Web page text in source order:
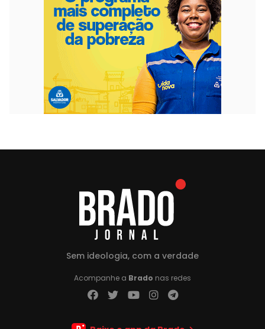
Sem ideologia, com a verdade
Acompanhe a Brado nas redes